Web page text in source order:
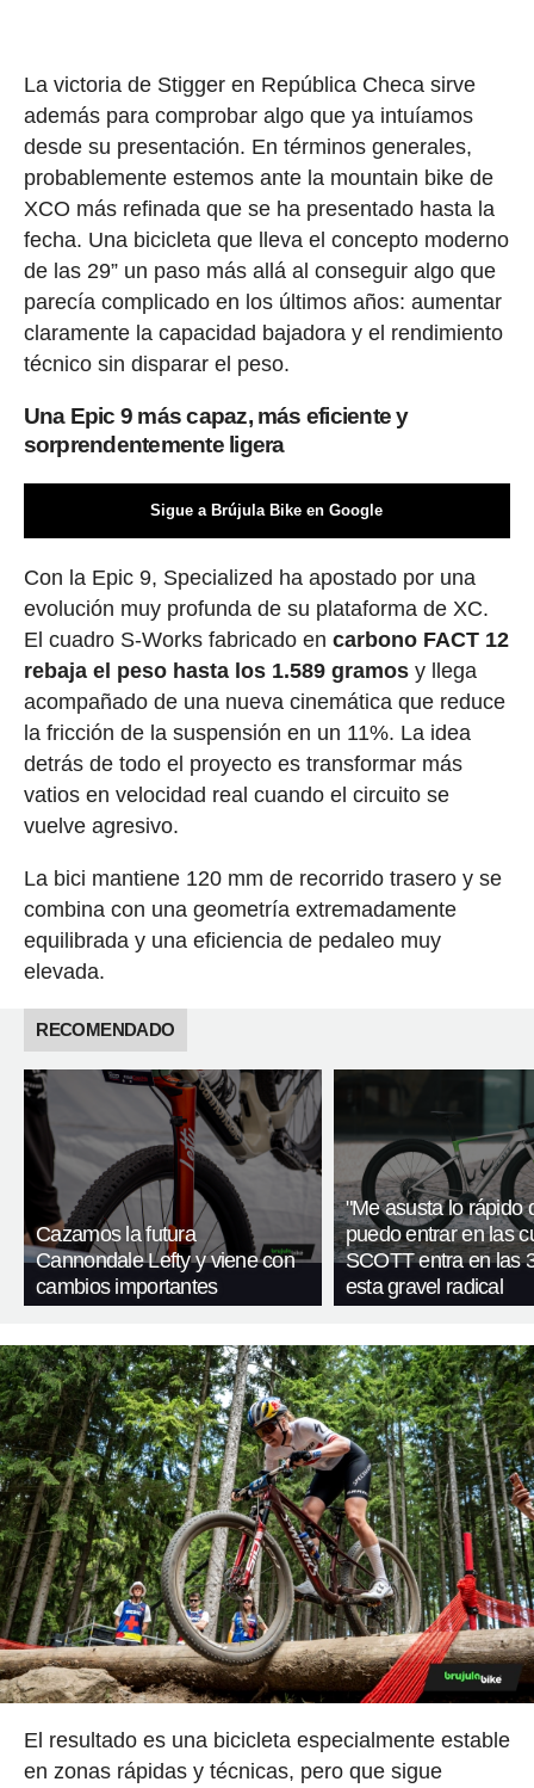
La victoria de Stigger en República Checa sirve
además para comprobar algo que ya intuíamos
desde su presentación. En términos generales,
probablemente estemos ante la mountain bike de
XCO más refinada que se ha presentado hasta la
fecha. Una bicicleta que lleva el concepto moderno
de las 29” un paso más allá al conseguir algo que
parecía complicado en los últimos años: aumentar
claramente la capacidad bajadora y el rendimiento
técnico sin disparar el peso.
Una Epic 9 más capaz, más eficiente y
sorprendentemente ligera
Sigue a Brújula Bike en Google
Con la Epic 9, Specialized ha apostado por una
evolución muy profunda de su plataforma de XC.
El cuadro S-Works fabricado en carbono FACT 12
rebaja el peso hasta los 1.589 gramosy llega
acompañado de una nueva cinemática que reduce
la fricción de la suspensión en un 11%. La idea
detrás de todo el proyecto es transformar más
vatios en velocidad real cuando el circuito se
vuelve agresivo.
La bici mantiene 120 mm de recorrido trasero y se
combina con una geometría extremadamente
equilibrada y una eficiencia de pedaleo muy
elevada.
RECOMENDADO
Cazamos la futura
Cannondale Lefty y viene con
cambios importantes
"Me asusta lo rápido
puedo entrar en las
SCOTT entra en las
esta gravel radical
El resultado es una bicicleta especialmente estable
en zonas rápidas y técnicas, pero que sigue